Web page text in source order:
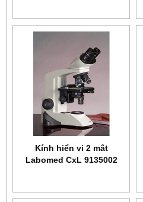
Kính hiển vi 2 mắt
Labomed CxL 9135002